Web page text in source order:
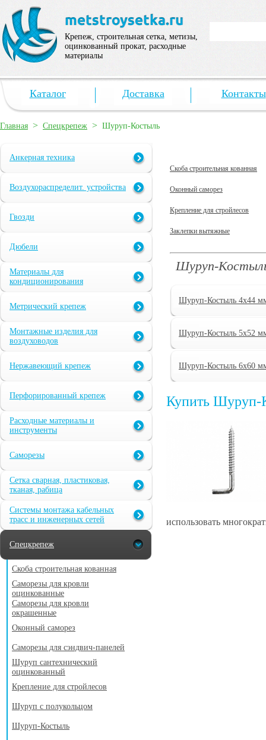
Крепеж, строительная сетка, метизы,
оцинкованный прокат, расходные
материалы
Каталог Доставка Контакты
Главная > Спецкрепеж > Шуруп-Костыль
Анкерная техника
Воздухораспределит. устройства
Гвозди
Дюбели
Материалы для
кондиционирования
Метрический крепеж
Монтажные изделия для
воздуховодов
Нержавеющий крепеж
Перфорированный крепеж
Расходные материалы и
инструменты
Саморезы
Сетка сварная, пластиковая,
тканая, рабица
Системы монтажа кабельных
трасс и инженерных сетей
Спецкрепеж
Скоба строительная кованная
Саморезы для кровли
оцинкованные
Саморезы для кровли
окрашенные
Оконный саморез
Саморезы для сэндвич-панелей
Шуруп сантехнический
оцинкованный
Крепление для стройлесов
Шуруп с полукольцом
Шуруп-Костыль
Скоба строительная кованная
Оконный саморез
Крепление для стройлесов
Заклепки вытяжные
Шуруп-
Шуруп-Костыль 4х44
Шуруп-Костыль 5х52
Шуруп-Костыль 6х60
Купить Шуруп-
использовать